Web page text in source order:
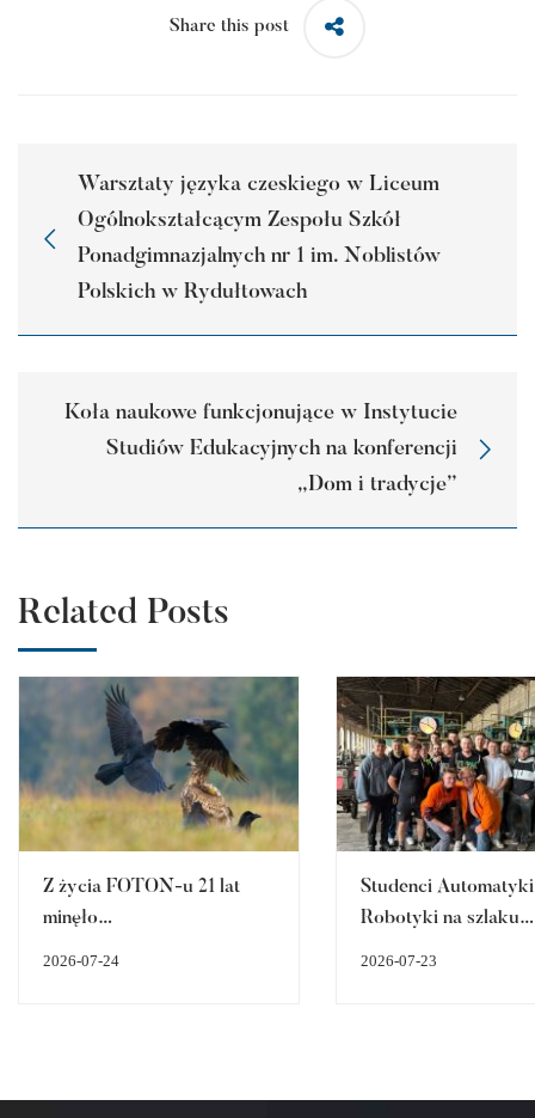
Share this post
Warsztaty języka czeskiego w Liceum
Ogólnokształcącym Zespołu Szkół
Ponadgimnazjalnych nr 1 im. Noblistów
Polskich w Rydułtowach
Koła naukowe funkcjonujące w Instytucie
Studiów Edukacyjnych na konferencji
„Dom i tradycje”
Related Posts
Z życia FOTON-u 21 lat
minęło…
2026-07-24
Studenci
Robotyki na szlaku
2026-07-23